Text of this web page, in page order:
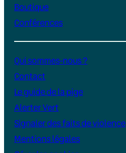
Boutique
Conférences
Qui sommes-nous ?
Contact
Le guide de la pige
Alerter Vert
Signaler des faits de violence
Mentions légales